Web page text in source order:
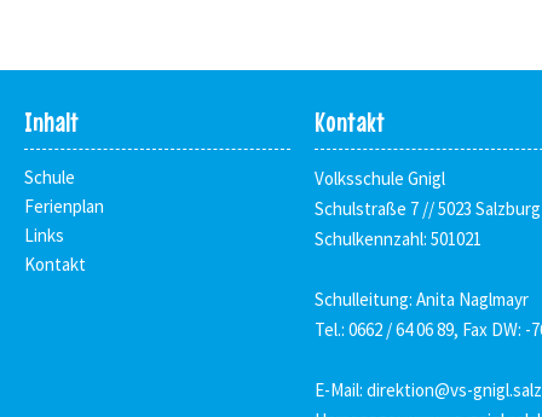
Inhalt
Schule
Ferienplan
Links
Kontakt
Kontakt
Volksschule Gnigl
Schulstraße 7 // 5023 Salzburg
Schulkennzahl: 501021
Schulleitung: Anita Naglmayr
Tel.: 0662 / 64 06 89, Fax DW: -
E-Mail: direktion@vs-